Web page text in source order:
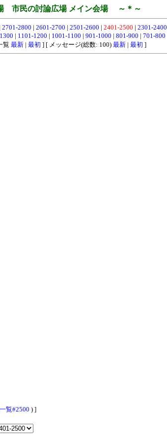
市民の討論広場 メイン会場 ～＊～
2701-2800 | 2601-2700 | 2501-2600 | 2401-2500 | 2301-2400
| 1101-1200 | 1001-1100 | 901-1000 | 801-900 | 701-800
覧 最新| 最初 ] [ メッセージ(総数: 100) 最新| 最初 ]
覧#2500 ) ]